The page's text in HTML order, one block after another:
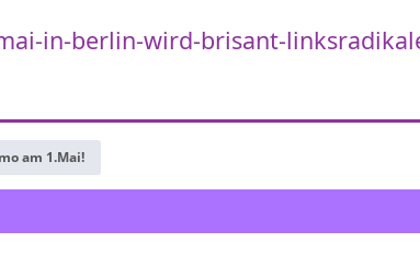
in-berlin-wird-brisant-
am 1.Mai!